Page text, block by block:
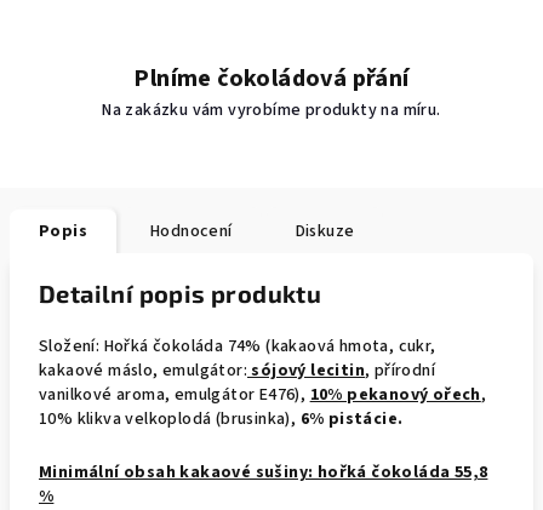
Plníme čokoládová přání
Na zakázku vám vyrobíme produkty na míru.
Popis Hodnocení Diskuze
Detailní popis produktu
Složení: Hořká čokoláda 74% (kakaová hmota, cukr,
kakaové máslo, emulgátor:sójový lecitin, přírodní
vanilkové aroma, emulgátor E476),10% pekanový ořech,
10% klikva velkoplodá (brusinka), 6% pistácie.
Minimální obsah kakaové sušiny: hořká čokoláda 55,8
%